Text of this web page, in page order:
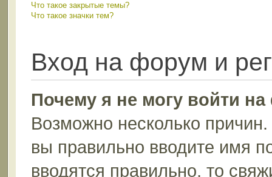
Что такое закрытые темы?
Что такое значки тем?
Вход на форум и
Почему я не могу войти
Возможно несколько
вы правильно вводите имя
вводятся правильно, то